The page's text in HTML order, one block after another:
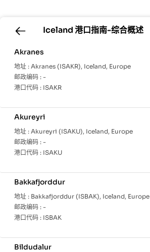
Iceland港口指南-综合概述
Akranes
地址 : Akranes (ISAKR), Iceland, Europe
邮政编码 : -
港口代码 : ISAKR
Akureyri
地址 : Akureyri (ISAKU), Iceland, Europe
邮政编码 : -
港口代码 : ISAKU
Bakkafjorddur
地址 : Bakkafjorddur (ISBAK), Iceland, Europe
邮政编码 : -
港口代码 : ISBAK
Bildudalur